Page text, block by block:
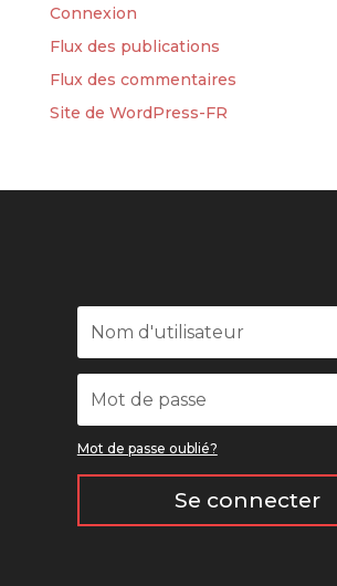
Connexion
Flux des publications
Flux des commentaires
Site de WordPress-FR
Mot de passe oublié?
Se connecter